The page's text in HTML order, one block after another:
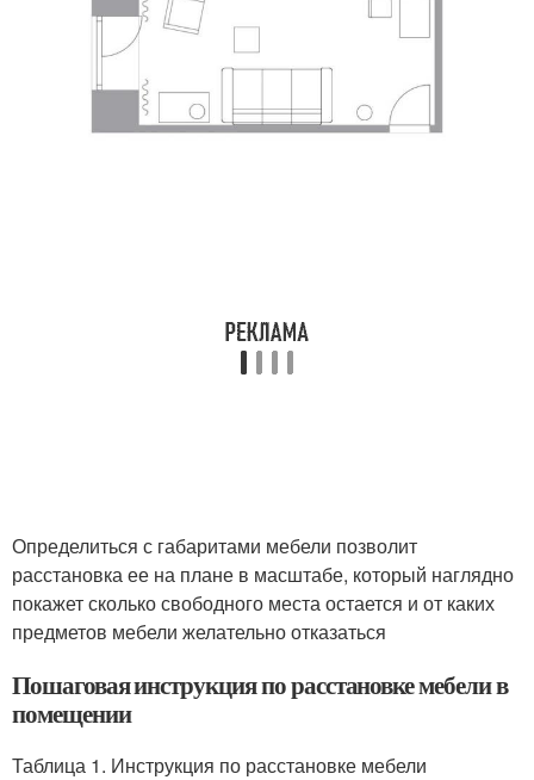
Определиться с габаритами мебели позволит
расстановка ее на плане в масштабе, который наглядно
покажет сколько свободного места остается и от каких
предметов мебели желательно отказаться
Пошаговая инструкция по расстановке мебели в
помещении
Таблица 1. Инструкция по расстановке мебели